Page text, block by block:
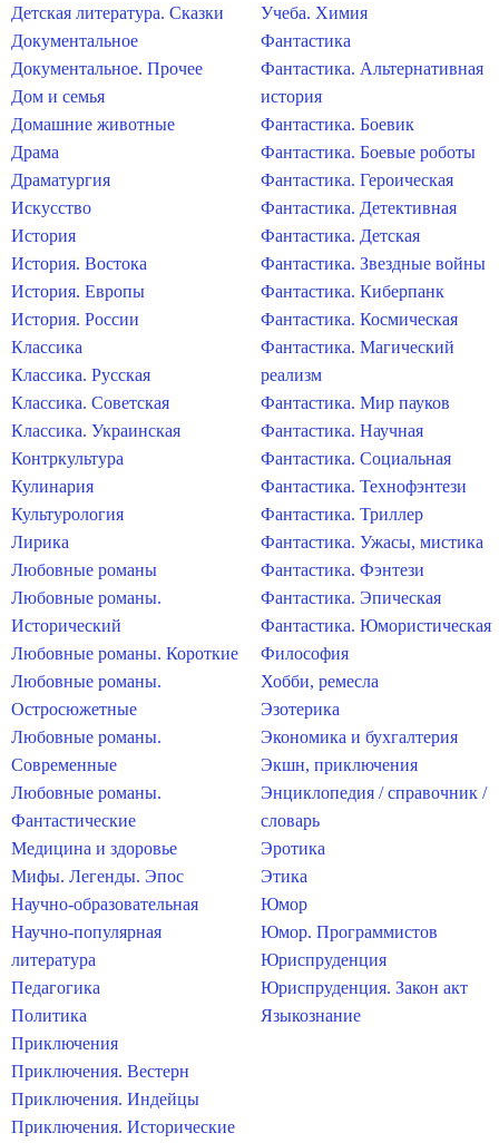
Детская литература. Сказки
Документальное
Документальное. Прочее
Дом и семья
Домашние животные
Драма
Драматургия
Искусство
История
История. Востока
История. Европы
История. России
Классика
Классика. Русская
Классика. Советская
Классика. Украинская
Контркультура
Кулинария
Культурология
Лирика
Любовные романы
Любовные романы.
Исторический
Любовные романы. Короткие
Любовные романы.
Остросюжетные
Любовные романы.
Современные
Любовные романы.
Фантастические
Медицина и здоровье
Мифы. Легенды. Эпос
Научно-образовательная
Научно-популярная
литература
Педагогика
Политика
Приключения
Приключения. Вестерн
Приключения. Индейцы
Приключения. Исторические
Учеба. Химия
Фантастика
Фантастика. Альтернативная
история
Фантастика. Боевик
Фантастика. Боевые роботы
Фантастика. Героическая
Фантастика. Детективная
Фантастика. Детская
Фантастика. Звездные войны
Фантастика. Киберпанк
Фантастика. Космическая
Фантастика. Магический
реализм
Фантастика. Мир пауков
Фантастика. Научная
Фантастика. Социальная
Фантастика. Технофэнтези
Фантастика. Триллер
Фантастика. Ужасы, мистика
Фантастика. Фэнтези
Фантастика. Эпическая
Фантастика. Юмористическая
Философия
Хобби, ремесла
Эзотерика
Экономика и бухгалтерия
Экшн, приключения
Энциклопедия / справочник /
словарь
Эротика
Этика
Юмор
Юмор. Программистов
Юриспруденция
Юриспруденция. Закон акт
Языкознание